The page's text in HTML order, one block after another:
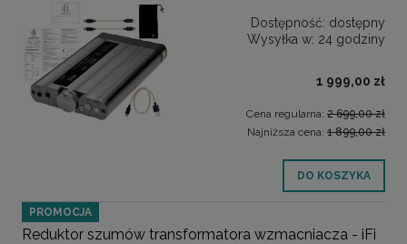
Dostępność: dostępny
Wysyłka w: 24 godziny
1 999,00 zł
Cena regularna: 2 699,00 zł
Najniższa cena: 1 899,00 zł
DO KOSZYKA
Reduktor szumów transformatora wzmacniacza - iFi
PROMOCJA